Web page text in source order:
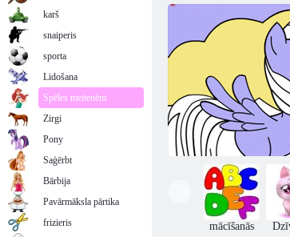
mācīšanās
karš
snaiperis
sporta
Lidošana
Spēles meitenēm
Zirgi
Pony
Saģērbt
Bārbija
Pavārmāksla pārtika
frizieris